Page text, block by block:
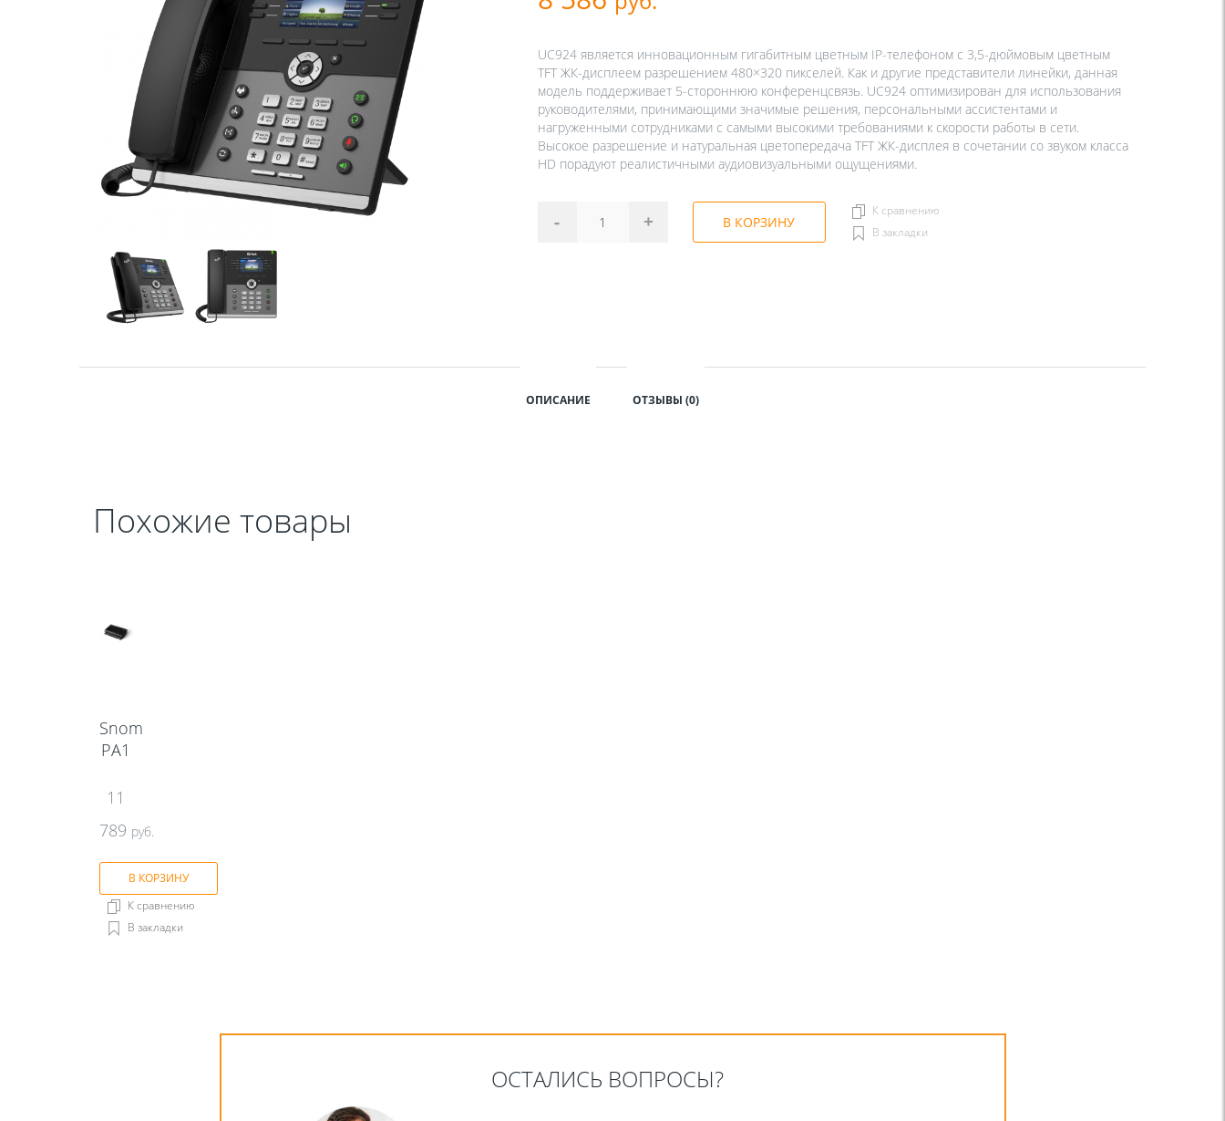
UC924 является инновационным гигабитным цветным IP-телефоном с 3,5-дюймовым цветным
TFT ЖК-дисплеем разрешением 480×320 пикселей. Как и другие представители линейки, данная
модель поддерживает 5-стороннюю конференцсвязь. UC924 оптимизирован для использования
руководителями, принимающими значимые решения, персональными ассистентами и
нагруженными сотрудниками с самыми высокими требованиями к скорости работы в сети.
Высокое разрешение и натуральная цветопередача TFT ЖК-дисплея в сочетании со звуком класса
HD порадуют реалистичными аудиовизуальными ощущениями.
- + В КОРЗИНУ
К сравнению
В закладки
ОПИСАНИЕ ОТЗЫВЫ (0)
Похожие товары
Snom
PA1
11
789 руб.
В КОРЗИНУ
К сравнению
В закладки
ОСТАЛИСЬ ВОПРОСЫ?